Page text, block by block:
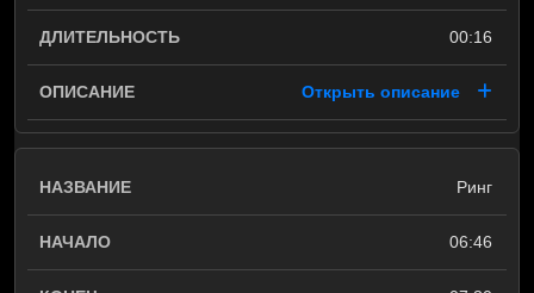
00:16
Открыть описание
Ринг
06:46